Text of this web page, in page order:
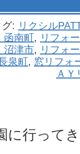
: リクシル
南町, リフォ
津市, リフォ
泉町, 窓リフォ
ＡＹ
に行って